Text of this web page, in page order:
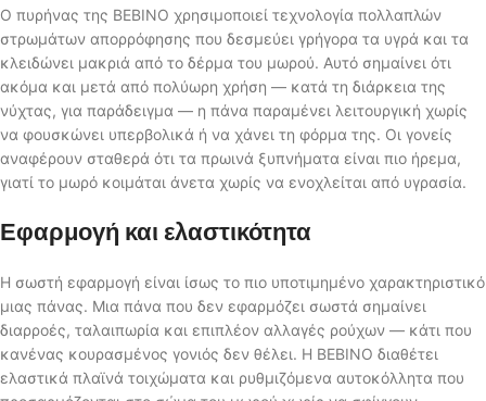
Ο πυρήνας της BEBINO χρησιμοποιεί τεχνολογία πολλαπλών
στρωμάτων απορρόφησης που δεσμεύει γρήγορα τα υγρά και τα
κλειδώνει μακριά από το δέρμα του μωρού. Αυτό σημαίνει ότι
ακόμα και μετά από πολύωρη χρήση — κατά τη διάρκεια της
νύχτας, για παράδειγμα — η πάνα παραμένει λειτουργική χωρίς
να φουσκώνει υπερβολικά ή να χάνει τη φόρμα της. Οι γονείς
αναφέρουν σταθερά ότι τα πρωινά ξυπνήματα είναι πιο ήρεμα,
γιατί το μωρό κοιμάται άνετα χωρίς να ενοχλείται από υγρασία.
Εφαρμογή και ελαστικότητα
Η σωστή εφαρμογή είναι ίσως το πιο υποτιμημένο χαρακτηριστικό
μιας πάνας. Μια πάνα που δεν εφαρμόζει σωστά σημαίνει
διαρροές, ταλαιπωρία και επιπλέον αλλαγές ρούχων — κάτι που
κανένας κουρασμένος γονιός δεν θέλει. Η BEBINO διαθέτει
ελαστικά πλαϊνά τοιχώματα και ρυθμιζόμενα αυτοκόλλητα που